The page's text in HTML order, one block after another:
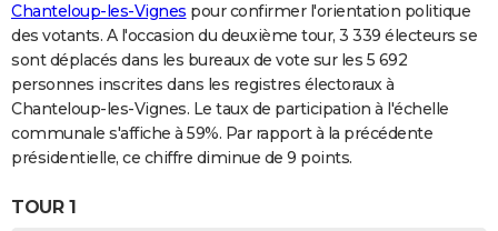
Chanteloup-les-Vignes pour confirmer l'orientation politique
des votants. A l'occasion du deuxième tour, 3 339 électeurs se
sont déplacés dans les bureaux de vote sur les 5 692
personnes inscrites dans les registres électoraux à
Chanteloup-les-Vignes. Le taux de participation à l'échelle
communale s'affiche à 59%. Par rapport à la précédente
présidentielle, ce chiffre diminue de 9 points.
TOUR 1